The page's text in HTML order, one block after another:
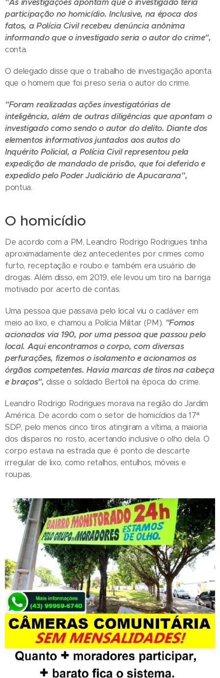
"As investigações apontam que o investigado teria
participação no homicídio. Inclusive, na época dos
fatos, a Polícia Civil recebeu denúncia anônima
informando que o investigado seria o autor do crime",
conta.
O delegado disse que o trabalho de investigação aponta
que o homem que foi preso seria o autor do crime.
"Foram realizadas ações investigatórias de
inteligência, além de outras diligências que apontam o
investigado como sendo o autor do delito. Diante dos
elementos informativos juntados aos autos do
Inquérito Policial, a Polícia Civil representou pela
expedição de mandado de prisão, que foi deferido e
expedido pelo Poder Judiciário de Apucarana",
pontua.
O homicídio
De acordo com a PM, Leandro Rodrigo Rodrigues tinha
aproximadamente dez antecedentes por crimes como
furto, receptação e roubo e também era usuário de
drogas. Além disso, em 2019, ele levou um tiro na barriga
motivado por acerto de contas.
Uma pessoa que passava pelo local viu o cadáver em
meio ao lixo, e chamou a Polícia Militar (PM). "Fomos
acionados via 190, por uma pessoa que passou pelo
local. Aqui encontramos o corpo, com diversas
perfurações, fizemos o isolamento e acionamos os
órgãos competentes. Havia marcas de tiros na cabeça
e braços", disse o soldado Bertoli na época do crime.
Leandro Rodrigo Rodrigues morava na região do Jardim
América. De acordo com o setor de homicídios da 17ª
SDP, pelo menos cinco tiros atingiram a vítima, a maioria
dos disparos no rosto, acertando inclusive o olho dela. O
corpo estava na estrada que é ponto de descarte
irregular de lixo, como retalhos, entulhos, móveis e
roupas.